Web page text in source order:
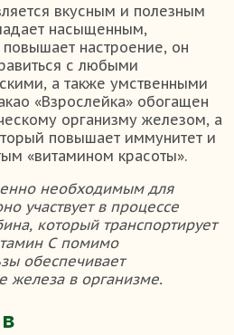
вкусным и полезным
насыщенным,
настроение, он
с любыми
а также умственными
«Взрослейка» обогащен
организму железом, а
повышает иммунитет и
«витамином красоты».
необходимым для
участвует в процессе
который транспортирует
С помимо
обеспечивает
железа в организме.